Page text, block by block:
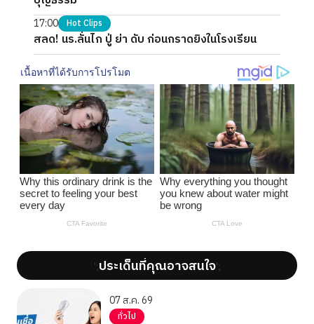
17:00 Hot Clips
สลด! นร.ลั่นไก ปู่ ย่า ดับ ก่อนกราดยิงในโรงเรียน
';ประเด็นที่คุณอาจสนใจ';
07 ส.ค. 69
ทั่วไป